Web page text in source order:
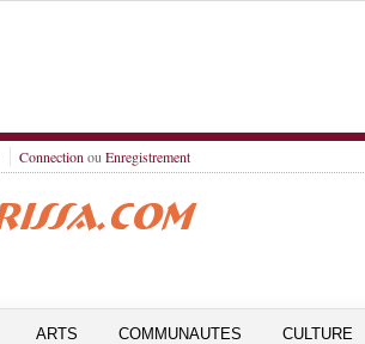
Connection ou Enregistrement
ARTS COMMUNAUTES CULTURE